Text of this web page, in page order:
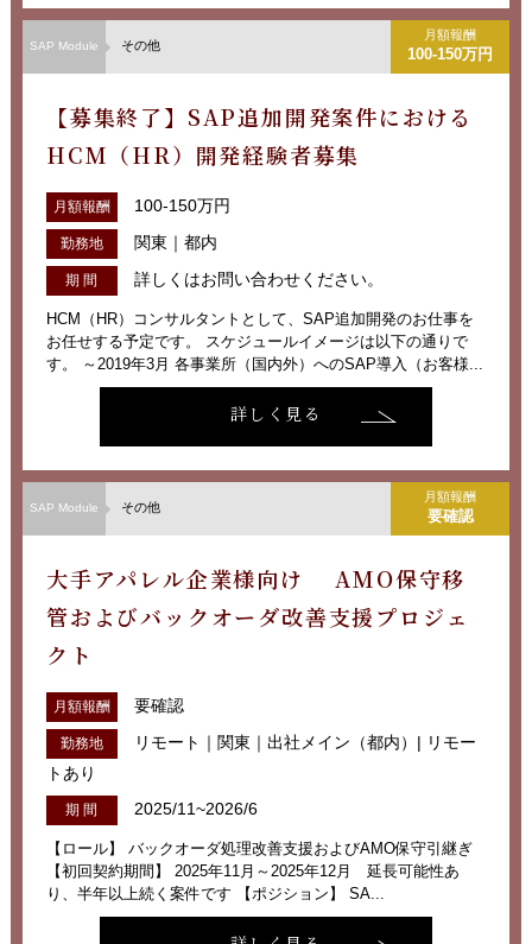
SAP Module その他
月額報酬
100-150万円
【募集終了】SAP追加開発案件における
HCM（HR）開発経験者募集
月額報酬 100-150万円
勤務地 関東｜都内
期 間 詳しくはお問い合わせください。
HCM（HR）コンサルタントとして、SAP追加開発のお仕事を
お任せする予定です。 スケジュールイメージは以下の通りで
す。 ～2019年3月 各事業所（国内外）へのSAP導入（お客様...
詳しく見る
SAP Module その他
月額報酬
要確認
大手アパレル企業様向け AMO保守移
管およびバックオーダ改善支援プロジェ
クト
月額報酬 要確認
勤務地
リモート｜関東｜出社メイン（都内）| リモー
トあり
期 間 2025/11~2026/6
【ロール】 バックオーダ処理改善支援およびAMO保守引継ぎ
【初回契約期間】 2025年11月～2025年12月 延長可能性あ
り、半年以上続く案件です 【ポジション】 SA...